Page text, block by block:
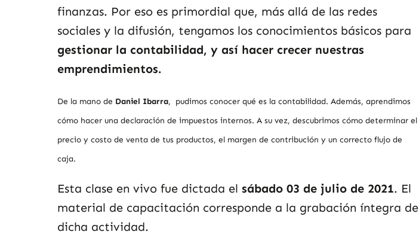
finanzas. Por eso es primordial que, más allá de las redes
sociales y la difusión, tengamos los conocimientos básicos para
gestionar la contabilidad, y así hacer crecer nuestras
emprendimientos.
De la mano de Daniel Ibarra, pudimos conocer qué es la contabilidad. Además, aprendimos
cómo hacer una declaración de impuestos internos. A su vez, descubrimos cómo determinar el
precio y costo de venta de tus productos, el margen de contribución y un correcto flujo de
caja.
Esta clase en vivo fue dictada el sábado 03 de julio de 2021. El
material de capacitación corresponde a la grabación íntegra de
dicha actividad.